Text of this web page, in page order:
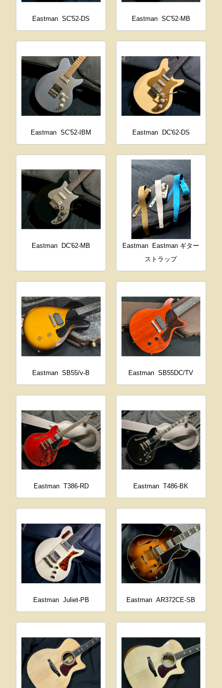
Eastman SC'52-DS Eastman SC'52-MB
Eastman SC'52-IBM Eastman DC'62-DS
Eastman DC'62-MB Eastman
Eastman ギター
ストラップ
Eastman SB55/v-B Eastman SB55DC/TV
Eastman T386-RD Eastman T486-BK
Eastman Juliet-PB Eastman AR372CE-SB